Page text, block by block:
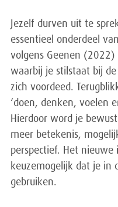
Jezelf durven uit te
essentieel onderdeel
volgens Geenen
waarbij je stilstaat bij
zich voordeed.
‘doen, denken, voelen
Hierdoor word je
meer betekenis,
perspectief. Het
keuzemogelijk dat je in
gebruiken.